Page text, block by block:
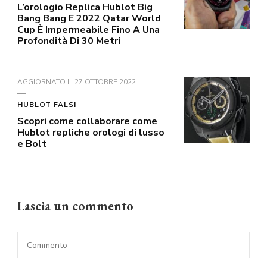
L’orologio Replica Hublot Big
Bang Bang E 2022 Qatar World
Cup È Impermeabile Fino A Una
Profondità Di 30 Metri
AGGIORNATO IL27 OTTOBRE 2022
HUBLOT FALSI
Scopri come collaborare come
Hublot repliche orologi di lusso
e Bolt
Lascia un commento